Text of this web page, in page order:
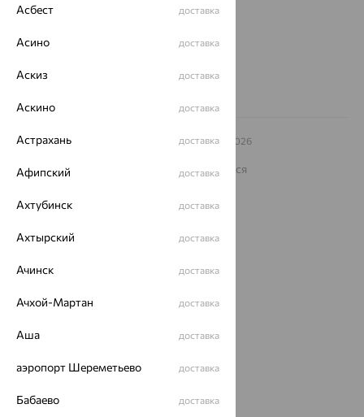
Другие города
Заказать звонок
© ООО «Ювелирный дом «Кристалл»,2009 – 2026
На информационном ресурсе применяются
рекомендательные технологии
ОГРН 1044800168379
Разработка сайта —
Асбест доставка
Асино доставка
Аскиз доставка
Аскино доставка
Астрахань доставка
Афипский доставка
Ахтубинск доставка
Ахтырский доставка
Ачинск доставка
Ачхой-Мартан доставка
Аша доставка
аэропорт Шереметьево доставка
Бабаево доставка